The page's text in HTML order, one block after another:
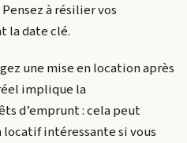
à résilier vos
la date clé.
une mise en location après
implique la
d’emprunt : cela peut
intéressante si vous